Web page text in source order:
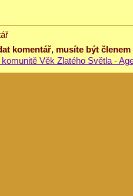
komentář, musíte být
Věk Zlatého Světla -